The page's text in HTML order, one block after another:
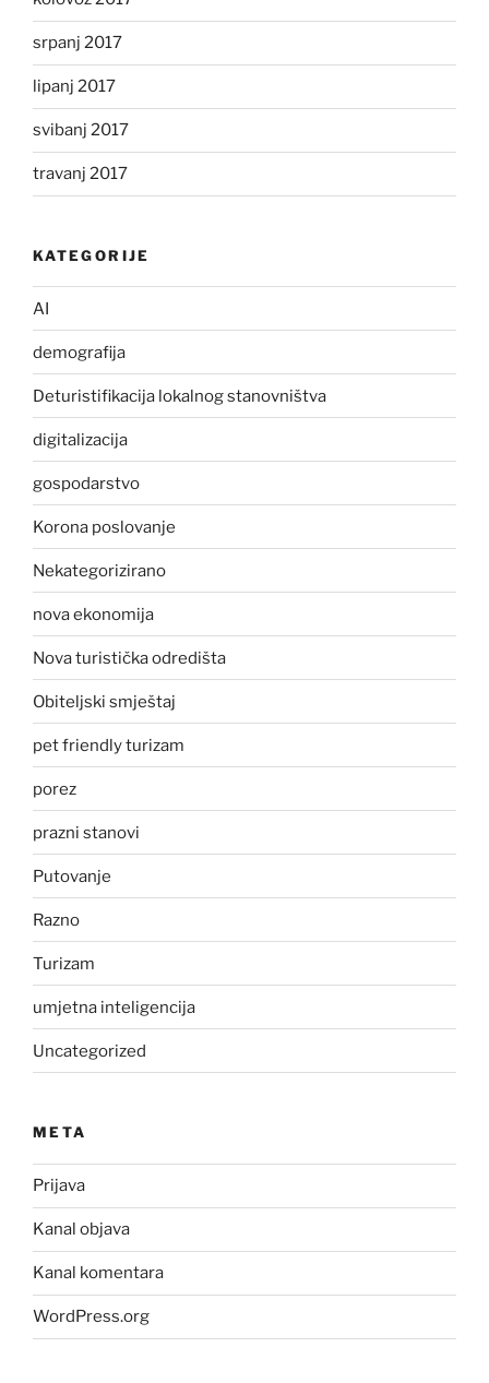
srpanj 2017
lipanj 2017
svibanj 2017
travanj 2017
KATEGORIJE
AI
demografija
Deturistifikacija lokalnog stanovništva
digitalizacija
gospodarstvo
Korona poslovanje
Nekategorizirano
nova ekonomija
Nova turistička odredišta
Obiteljski smještaj
pet friendly turizam
porez
prazni stanovi
Putovanje
Razno
Turizam
umjetna inteligencija
Uncategorized
META
Prijava
Kanal objava
Kanal komentara
WordPress.org